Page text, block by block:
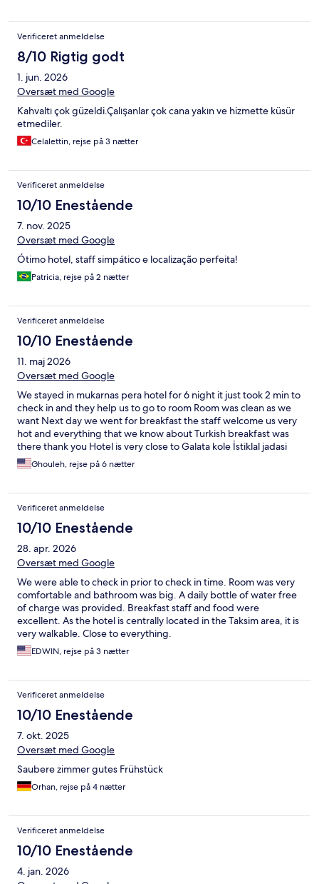
Verificeret anmeldelse
8/10 Rigtig godt
1. jun. 2026
Oversæt med Google
Kahvaltı çok güzeldi.Çalışanlar çok cana yakın ve hizmette küsür
etmediler.
Celalettin, rejse på 3 nætter
Verificeret anmeldelse
10/10 Enestående
7. nov. 2025
Oversæt med Google
Ótimo hotel, staff simpático e localização perfeita!
Patricia, rejse på 2 nætter
Verificeret anmeldelse
10/10 Enestående
11. maj 2026
Oversæt med Google
We stayed in mukarnas pera hotel for 6 night it just took 2 min to
check in and they help us to go to room Room was clean as we
want Next day we went for breakfast the staff welcome us very
hot and everything that we know about Turkish breakfast was
there thank you Hotel is very close to Galata kole İstiklal jadasi
and Taksim meydanı that there is metro station you can go every
where we enjoyed and loved so much THANK YOU
Ghouleh, rejse på 6 nætter
Verificeret anmeldelse
10/10 Enestående
28. apr. 2026
Oversæt med Google
We were able to check in prior to check in time. Room was very
comfortable and bathroom was big. A daily bottle of water free
of charge was provided. Breakfast staff and food were
excellent. As the hotel is centrally located in the Taksim area, it is
very walkable. Close to everything.
EDWIN, rejse på 3 nætter
Verificeret anmeldelse
10/10 Enestående
7. okt. 2025
Oversæt med Google
Saubere zimmer gutes Frühstück
Orhan, rejse på 4 nætter
Verificeret anmeldelse
10/10 Enestående
4. jan. 2026